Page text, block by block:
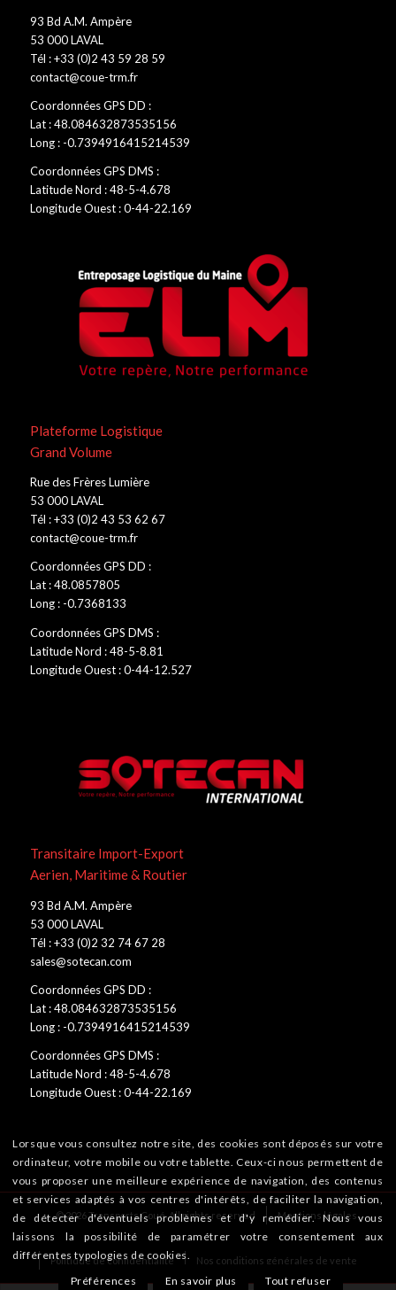
93 Bd A.M. Ampère
53 000 LAVAL
Tél : +33 (0)2 43 59 28 59
contact@coue-trm.fr
Coordonnées GPS DD :
Lat : 48.084632873535156
Long : -0.7394916415214539
Coordonnées GPS DMS :
Latitude Nord : 48-5-4.678
Longitude Ouest : 0-44-22.169
Plateforme Logistique
Grand Volume
Rue des Frères Lumière
53 000 LAVAL
Tél : +33 (0)2 43 53 62 67
contact@coue-trm.fr
Coordonnées GPS DD :
Lat : 48.0857805
Long : -0.7368133
Coordonnées GPS DMS :
Latitude Nord : 48-5-8.81
Longitude Ouest : 0-44-12.527
Transitaire Import-Export
Aerien, Maritime & Routier
93 Bd A.M. Ampère
53 000 LAVAL
Tél : +33 (0)2 32 74 67 28
sales@sotecan.com
Coordonnées GPS DD :
Lat : 48.084632873535156
Long : -0.7394916415214539
Coordonnées GPS DMS :
Latitude Nord : 48-5-4.678
Longitude Ouest : 0-44-22.169
© 2026 Transports Coué. All rights reserved Mentions légales
Politique de confidentialité Nos conditions générales de vente
Lorsque vous consultez notre site, des cookies sont déposés sur votre
ordinateur, votre mobile ou votre tablette. Ceux-ci nous permettent de
vous proposer une meilleure expérience de navigation, des contenus
et services adaptés à vos centres d'intérêts, de faciliter la navigation,
de détecter d'éventuels problèmes et d'y remédier. Nous vous
laissons la possibilité de paramétrer votre consentement aux
différentes typologies de cookies.
Préférences
En savoir plus Tout refuser